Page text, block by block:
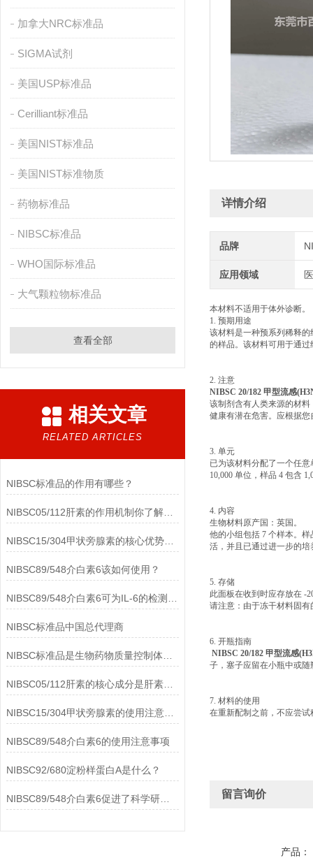
加拿大NRC标准品
SIGMA试剂
美国USP标准品
Cerilliant标准品
美国NIST标准品
美国NIST标准物质
药物标准品
NIBSC标准品
WHO国际标准品
大气颗粒物标准品
查看全部
相关文章
RELATED ARTICLES
NIBSC标准品的作用有哪些？
NIBSC05/112肝素的作用机制你了解多少？
NIBSC15/304甲状旁腺素的核心优势有哪些？
NIBSC89/548介白素6该如何使用？
NIBSC标准品中国总代理商
NIBSC标准品是生物药物质量控制体系中的基础工具
NIBSC05/112肝素的核心成分是肝素钠(Heparin Sodium)
NIBSC15/304甲状旁腺素的使用注意事项
NIBSC89/548介白素6的使用注意事项
NIBSC92/680淀粉样蛋白A是什么？
NIBSC89/548介白素6促进了科学研究的进步
详情介绍
品牌
应用领域
本材料不适用于体外诊断。
1. 预期用途
该材料是一种预系列稀释
的样品。 该材料可用于通
2. 注意
NIBSC 20/182 甲型流感
该制剂含有人类来源的材
健康有潜在危害。应根据
3. 单元
已为该材料分配了一个任意
10,000 单位，样品 4 包含
4. 内容
生物材料原产国：英国。
他的小组包括 7 个样本。
活，并且已通过进一步的
5. 存储
此面板在收到时应存放在 -
请注意：由于冻干材料固
6. 开瓶指南
NIBSC 20/182 甲型流感
子，塞子应留在小瓶中或随
7. 材料的使用
在重新配制之前，不应尝
留言询价
产品：